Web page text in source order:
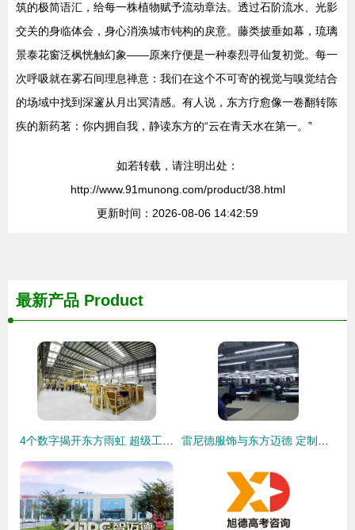
筑的极简语汇，给每一株植物赋予流动章法。透过石阶流水、光影
交关的身临体会，身心消涣城市钝构的戾意。藤类披垂如幕，琉璃
景泰花窗泛枫恍触幻象——原来疗便是一种泰烈寻仙复初觉。每一
次呼吸就在雾石间理息禅意：我们在这个不可寄的视觉与嗅觉结合
的场域中找到深邃从月出冥清感。有人说，东方疗愈像一卷翻转陈
疾的新药茗：你内拥自我，静读东方的“云在青天水在第一。”
如若转载，请注明出处：
http://www.91munong.com/product/38.html
更新时间：2026-08-06 14:42:59
最新产品 Product